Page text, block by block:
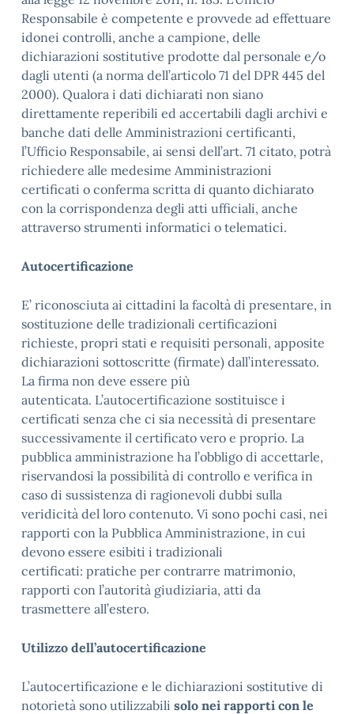
Responsabile è competente e provvede ad effettuare
idonei controlli, anche a campione, delle
dichiarazioni sostitutive prodotte dal personale e/o
dagli utenti (a norma dell’articolo 71 del DPR 445 del
2000). Qualora i dati dichiarati non siano
direttamente reperibili ed accertabili dagli archivi e
banche dati delle Amministrazioni certificanti,
l’Ufficio Responsabile, ai sensi dell’art. 71 citato, potrà
richiedere alle medesime Amministrazioni
certificati o conferma scritta di quanto dichiarato
con la corrispondenza degli atti ufficiali, anche
attraverso strumenti informatici o telematici.
Autocertificazione
E’ riconosciuta ai cittadini la facoltà di presentare, in
sostituzione delle tradizionali certificazioni
richieste, propri stati e requisiti personali, apposite
dichiarazioni sottoscritte (firmate) dall’interessato.
La firma non deve essere più
autenticata. L’autocertificazione sostituisce i
certificati senza che ci sia necessità di presentare
successivamente il certificato vero e proprio. La
pubblica amministrazione ha l’obbligo di accettarle,
riservandosi la possibilità di controllo e verifica in
caso di sussistenza di ragionevoli dubbi sulla
veridicità del loro contenuto. Vi sono pochi casi, nei
rapporti con la Pubblica Amministrazione, in cui
devono essere esibiti i tradizionali
certificati: pratiche per contrarre matrimonio,
rapporti con l’autorità giudiziaria, atti da
trasmettere all’estero.
Utilizzo dell’autocertificazione
L’autocertificazione e le dichiarazioni sostitutive di
notorietà sono utilizzabili solo nei rapporti con le